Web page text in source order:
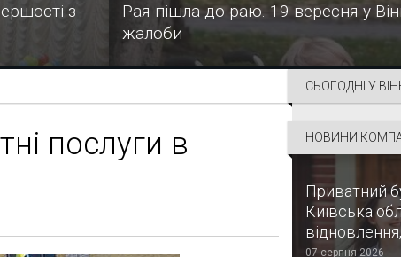
з
Рая пішла до раю. 19 вересня у
жалоби
послуги в
СЬОГОДНІ У
НОВИНИ
Приватний
Київська
07 серпня 2026